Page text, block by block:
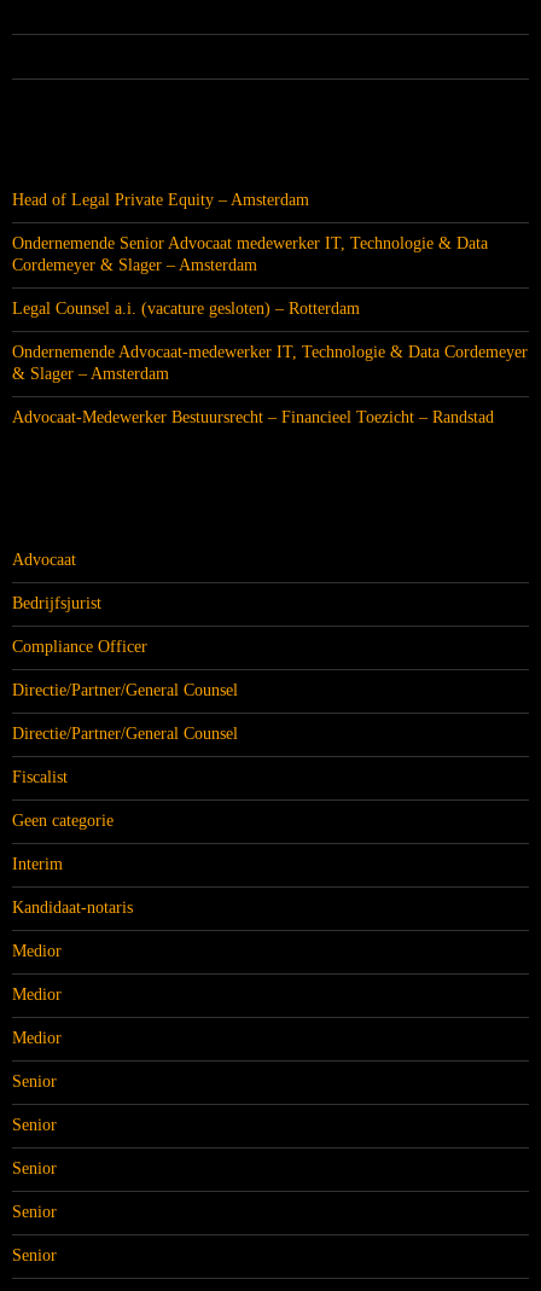
Amsterdam
Head of Legal Private Equity – Amsterdam
Ondernemende Senior Advocaat medewerker IT, Technologie & Data
Cordemeyer & Slager – Amsterdam
Legal Counsel a.i. (vacature gesloten) – Rotterdam
Ondernemende Advocaat-medewerker IT, Technologie & Data Cordemeyer
& Slager – Amsterdam
Advocaat-Medewerker Bestuursrecht – Financieel Toezicht – Randstad
Advocaat
Bedrijfsjurist
Compliance Officer
Directie/Partner/General Counsel
Directie/Partner/General Counsel
Fiscalist
Geen categorie
Interim
Kandidaat-notaris
Medior
Medior
Medior
Senior
Senior
Senior
Senior
Senior